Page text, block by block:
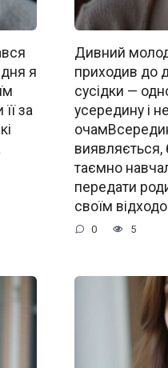
я
за
Дивний
приходив до
сусідки —
усередину і
виявляється,
таємно
передати
своїм
0 5